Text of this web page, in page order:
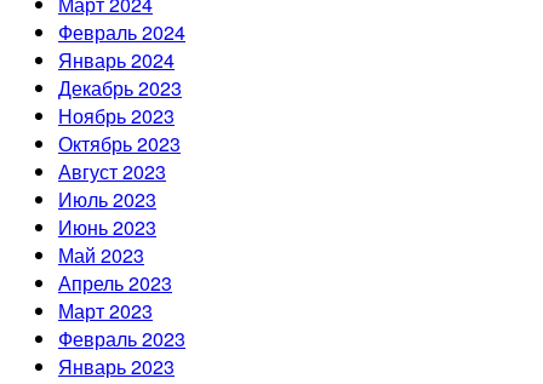
Февраль 2024
Январь 2024
Декабрь 2023
Ноябрь 2023
Октябрь 2023
Август 2023
Июль 2023
Июнь 2023
Май 2023
Апрель 2023
Март 2023
Февраль 2023
Январь 2023